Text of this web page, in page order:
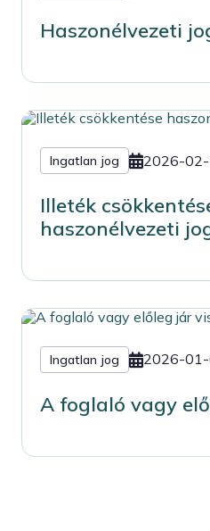
Haszonélvezeti
Ingatlan jog 2026-
Illeték
haszonélvezeti
Ingatlan jog 2026-
A foglaló vagy